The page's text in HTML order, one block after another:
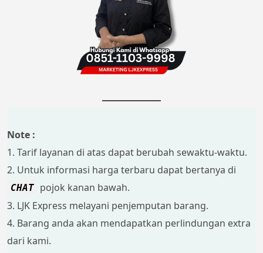
Note :
1. Tarif layanan di atas dapat berubah sewaktu-waktu.
2. Untuk informasi harga terbaru dapat bertanya di
CHAT pojok kanan bawah.
3. LJK Express melayani penjemputan barang.
4. Barang anda akan mendapatkan perlindungan extra
dari kami.